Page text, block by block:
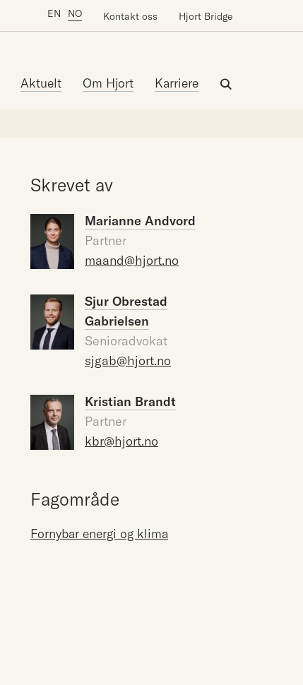
EN NO Kontakt oss Hjort Bridge
Aktuelt Om Hjort Karriere
Skrevet av
Marianne Andvord
Partner
maand@hjort.no
Sjur Obrestad
Gabrielsen
Senioradvokat
sjgab@hjort.no
Kristian Brandt
Partner
kbr@hjort.no
Fagområde
Fornybar energi og klima